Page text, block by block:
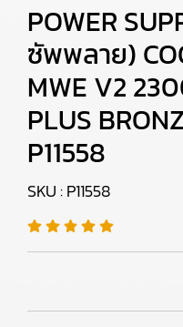
POWER
ซัพพลาย)
MWE V2
PLUS
P11558
SKU : P11558